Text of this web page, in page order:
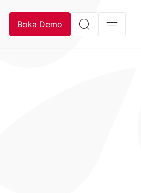
Boka Demo